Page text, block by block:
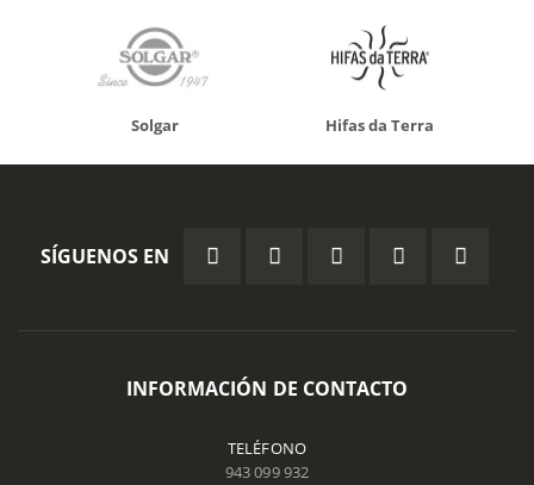
Solgar Hifas da Terra
SÍGUENOS EN
INFORMACIÓN DE CONTACTO
TELÉFONO
943 099 932